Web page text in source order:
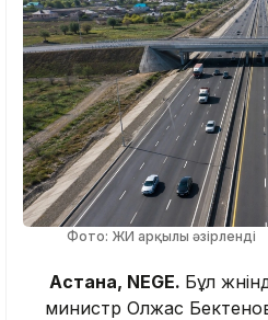
Фото: ЖИ арқылы әзірленді
Астана, NEGE. Бұл
министр Олжас